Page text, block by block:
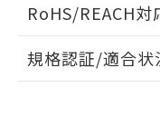
ドすることができ
RoHS/REACH対
EU RoHS 注意事
規格認証/適合状
また、RoHS
物質の対応で
荷製品に未対
欄に対応日を